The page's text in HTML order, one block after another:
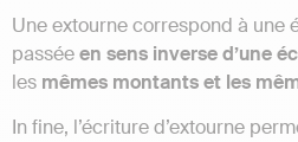
Une extourne correspond à une
passéeen sens inverse d’une
les mêmes montants et les
In fine, l’écriture d’extourne